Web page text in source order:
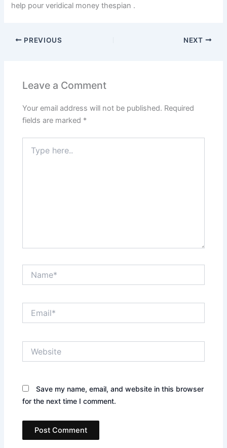
help pour veridical money thespian .
PREVIOUS NEXT
Leave a Comment
Your email address will not be published. Required
fields are marked *
here..
Save my name, email, and website in this browser
for the next time I comment.